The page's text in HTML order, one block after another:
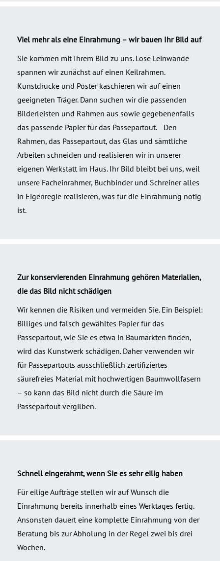
Viel mehr als eine Einrahmung – wir bauen Ihr Bild auf
Sie kommen mit Ihrem Bild zu uns. Lose Leinwände
spannen wir zunächst auf einen Keilrahmen.
Kunstdrucke und Poster kaschieren wir auf einen
geeigneten Träger. Dann suchen wir die passenden
Bilderleisten und Rahmen aus sowie gegebenenfalls
das passende Papier für das Passepartout. Den
Rahmen, das Passepartout, das Glas und sämtliche
Arbeiten schneiden und realisieren wir in unserer
eigenen Werkstatt im Haus. Ihr Bild bleibt bei uns, weil
unsere Facheinrahmer, Buchbinder und Schreiner alles
in Eigenregie realisieren, was für die Einrahmung nötig
ist.
Zur konservierenden Einrahmung gehören Materialien,
die das Bild nicht schädigen
Wir kennen die Risiken und vermeiden Sie. Ein Beispiel:
Billiges und falsch gewähltes Papier für das
Passepartout, wie Sie es etwa in Baumärkten finden,
wird das Kunstwerk schädigen. Daher verwenden wir
für Passepartouts ausschließlich zertifiziertes
säurefreies Material mit hochwertigen Baumwollfasern
– so kann das Bild nicht durch die Säure im
Passepartout vergilben.
Schnell eingerahmt, wenn Sie es sehr eilig haben
Für eilige Aufträge stellen wir auf Wunsch die
Einrahmung bereits innerhalb eines Werktages fertig.
Ansonsten dauert eine komplette Einrahmung von der
Beratung bis zur Abholung in der Regel zwei bis drei
Wochen.